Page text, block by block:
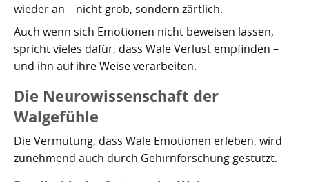
wieder an – nicht grob, sondern zärtlich.
Auch wenn sich Emotionen nicht beweisen lassen,
spricht vieles dafür, dass Wale Verlust empfinden –
und ihn auf ihre Weise verarbeiten.
Die Neurowissenschaft der
Walgefühle
Die Vermutung, dass Wale Emotionen erleben, wird
zunehmend auch durch Gehirnforschung gestützt.